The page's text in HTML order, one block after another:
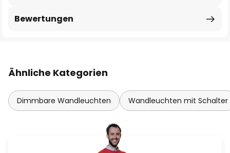
Bewertungen
Ähnliche Kategorien
Dimmbare Wandleuchten Wandleuchten mit Schalter